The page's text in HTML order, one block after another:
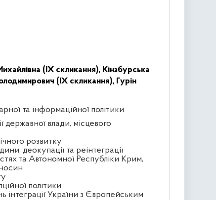
(IX скликання), Кінзбурська
(IX скликання), Гурін
та інформаційної політики
державної влади, місцевого
розвитку
деокупації та реінтеграції
та Автономної Республіки Крим,
політики
інтеграції України з Європейським